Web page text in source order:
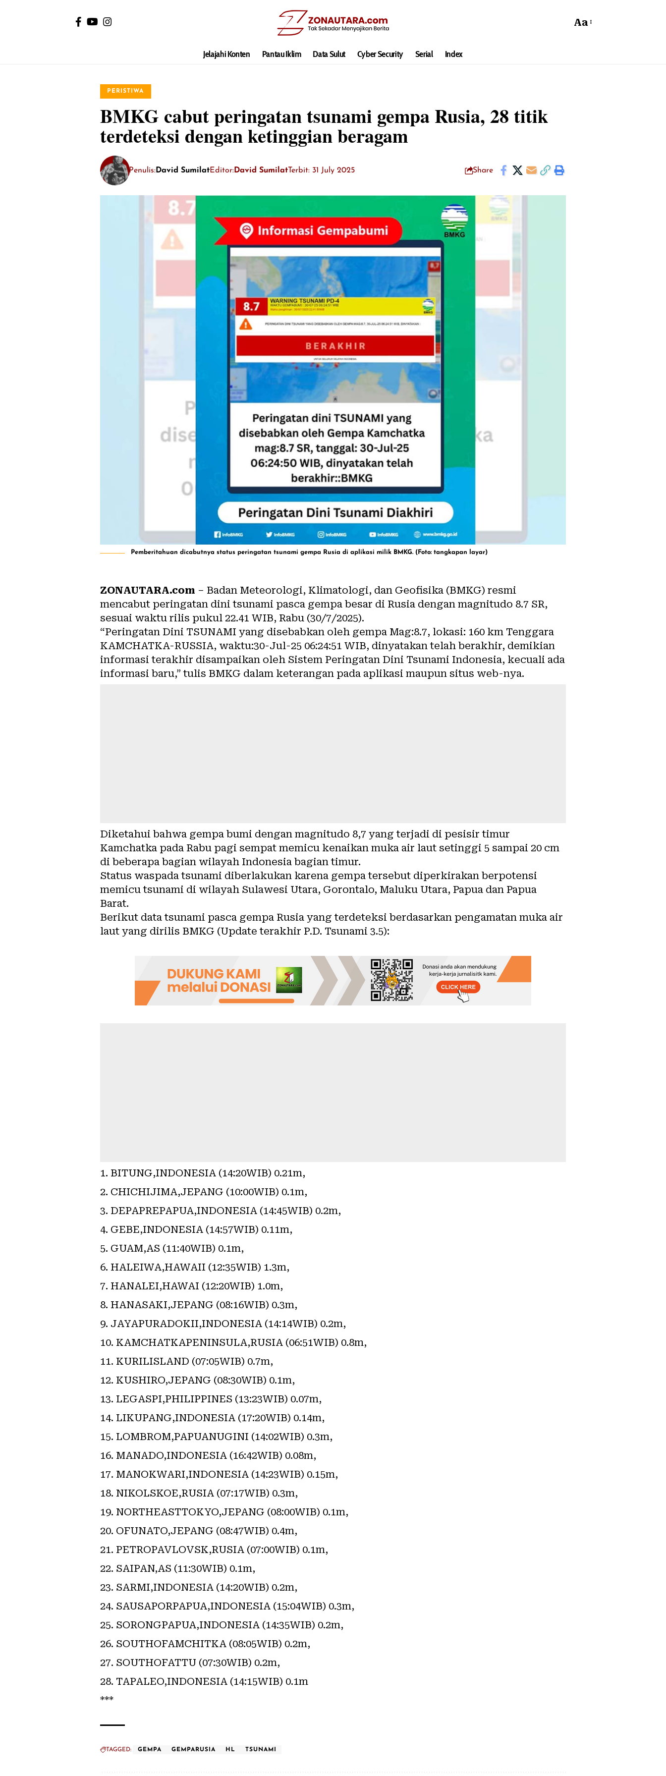
Aa
Jelajahi Konten Pantau Iklim Data Sulut Cyber Security Serial Index
PERISTIWA
BMKG cabut peringatan tsunami gempa Rusia, 28 titik
terdeteksi dengan ketinggian beragam
Penulis:David SumilatEditor:David Sumilat Terbit: 31 July 2025 Share
Pemberitahuan dicabutnya status peringatan tsunami gempa Rusia di aplikasi milik BMKG. (Foto: tangkapan layar)
ZONAUTARA.com – Badan Meteorologi, Klimatologi, dan Geofisika (BMKG) resmi
mencabut peringatan dini tsunami pasca gempa besar di Rusia dengan magnitudo 8.7 SR,
sesuai waktu rilis pukul 22.41 WIB, Rabu (30/7/2025).
“Peringatan Dini TSUNAMI yang disebabkan oleh gempa Mag:8.7, lokasi: 160 km Tenggara
KAMCHATKA-RUSSIA, waktu:30-Jul-25 06:24:51 WIB, dinyatakan telah berakhir, demikian
informasi terakhir disampaikan oleh Sistem Peringatan Dini Tsunami Indonesia, kecuali ada
informasi baru,” tulis BMKG dalam keterangan pada aplikasi maupun situs web-nya.
Diketahui bahwa gempa bumi dengan magnitudo 8,7 yang terjadi di pesisir timur
Kamchatka pada Rabu pagi sempat memicu kenaikan muka air laut setinggi 5 sampai 20 cm
di beberapa bagian wilayah Indonesia bagian timur.
Status waspada tsunami diberlakukan karena gempa tersebut diperkirakan berpotensi
memicu tsunami di wilayah Sulawesi Utara, Gorontalo, Maluku Utara, Papua dan Papua
Barat.
Berikut data tsunami pasca gempa Rusia yang terdeteksi berdasarkan pengamatan muka air
laut yang dirilis BMKG (Update terakhir P.D. Tsunami 3.5):
BITUNG,INDONESIA (14:20WIB) 0.21m,
CHICHIJIMA,JEPANG (10:00WIB) 0.1m,
DEPAPREPAPUA,INDONESIA (14:45WIB) 0.2m,
GEBE,INDONESIA (14:57WIB) 0.11m,
GUAM,AS (11:40WIB) 0.1m,
HALEIWA,HAWAII (12:35WIB) 1.3m,
HANALEI,HAWAI (12:20WIB) 1.0m,
HANASAKI,JEPANG (08:16WIB) 0.3m,
JAYAPURADOKII,INDONESIA (14:14WIB) 0.2m,
KAMCHATKAPENINSULA,RUSIA (06:51WIB) 0.8m,
KURILISLAND (07:05WIB) 0.7m,
KUSHIRO,JEPANG (08:30WIB) 0.1m,
LEGASPI,PHILIPPINES (13:23WIB) 0.07m,
LIKUPANG,INDONESIA (17:20WIB) 0.14m,
LOMBROM,PAPUANUGINI (14:02WIB) 0.3m,
MANADO,INDONESIA (16:42WIB) 0.08m,
MANOKWARI,INDONESIA (14:23WIB) 0.15m,
NIKOLSKOE,RUSIA (07:17WIB) 0.3m,
NORTHEASTTOKYO,JEPANG (08:00WIB) 0.1m,
OFUNATO,JEPANG (08:47WIB) 0.4m,
PETROPAVLOVSK,RUSIA (07:00WIB) 0.1m,
SAIPAN,AS (11:30WIB) 0.1m,
SARMI,INDONESIA (14:20WIB) 0.2m,
SAUSAPORPAPUA,INDONESIA (15:04WIB) 0.3m,
SORONGPAPUA,INDONESIA (14:35WIB) 0.2m,
SOUTHOFAMCHITKA (08:05WIB) 0.2m,
SOUTHOFATTU (07:30WIB) 0.2m,
TAPALEO,INDONESIA (14:15WIB) 0.1m
***
TAGGED: GEMPA GEMPARUSIA HL TSUNAMI